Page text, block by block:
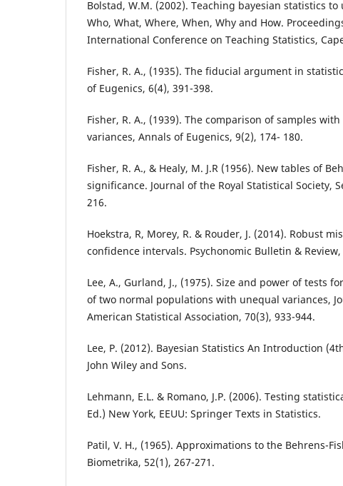
Bolstad, W.M. (2002). Teaching bayesian statistics
Who, What, Where, When, Why and How.
International Conference on Teaching Statistics,
Fisher, R. A., (1935). The fiducial argument in
of Eugenics, 6(4), 391-398.
Fisher, R. A., (1939). The comparison of samples
variances, Annals of Eugenics, 9(2), 174- 180.
Fisher, R. A., & Healy, M. J.R (1956). New tables of
significance. Journal of the Royal Statistical Society,
216.
Hoekstra, R, Morey, R. & Rouder, J. (2014). Robust
confidence intervals. Psychonomic Bulletin & Review,
Lee, A., Gurland, J., (1975). Size and power of tests
of two normal populations with unequal variances,
American Statistical Association, 70(3), 933-944.
Lee, P. (2012). Bayesian Statistics An Introduction
John Wiley and Sons.
Lehmann, E.L. & Romano, J.P. (2006). Testing
Ed.) New York, EEUU: Springer Texts in Statistics.
Patil, V. H., (1965). Approximations to the Behrens-
Biometrika, 52(1), 267-271.